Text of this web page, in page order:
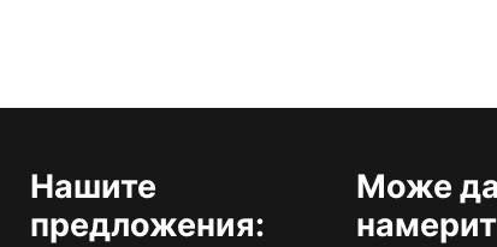
Нашите
предложения:
Може